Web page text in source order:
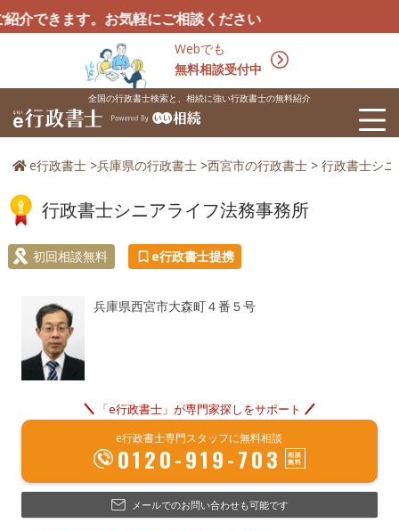
Webでも
無料相談受付中
ます。お気軽にご相談ください
全国の行政書士検索と、相続に強い行政書士の無料紹介
e行政書士>兵庫県の行政書士>西宮市の行政書士> 行政書士シ
行政書士シニアライフ法務事務所
初回相談無料 e行政書士提携
兵庫県西宮市大森町４番５号
「e行政書士」が専門家探しをサポート
e行政書士専門スタッフに無料相談
0120-919-703
メールでのお問い合わせも可能です